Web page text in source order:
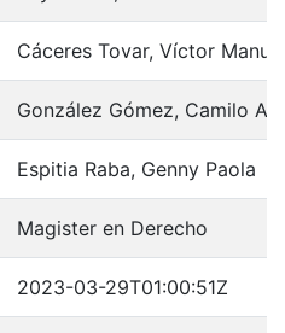
Cáceres Tovar, Víctor Manuel
González Gómez, Camilo
Espitia Raba, Genny Paola
Magister en Derecho
2023-03-29T01:00:51Z